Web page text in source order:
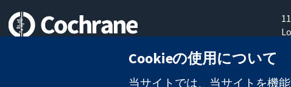
Cookieの使用について
当サイトでは、当サイトを機